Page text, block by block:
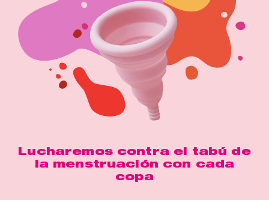
Lucharemos contra el tabú de
la menstruación con cada
copa